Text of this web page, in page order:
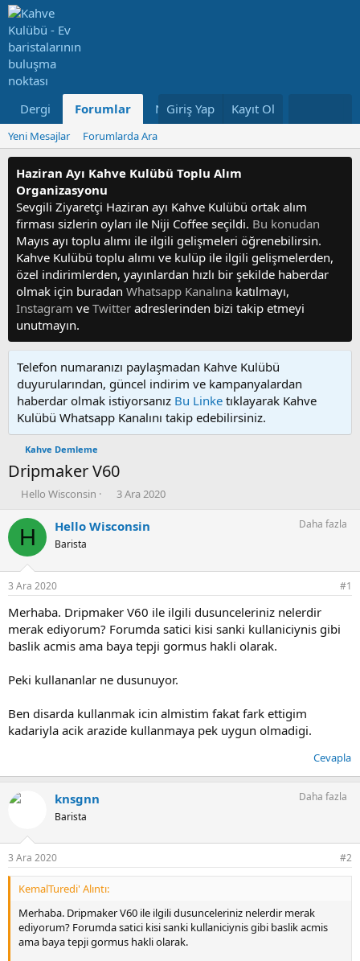
Dergi Forumlar Neler Yeni Kullanıcılar
Giriş Yap Kayıt Ol
Yeni Mesajlar Forumlarda Ara
Haziran Ayı Kahve Kulübü Toplu Alım
Organizasyonu
Sevgili Ziyaretçi Haziran ayı Kahve Kulübü ortak alım
firması sizlerin oyları ile Niji Coffee seçildi. Bu konudan
Mayıs ayı toplu alımı ile ilgili gelişmeleri öğrenebilirsin.
Kahve Kulübü toplu alımı ve kulüp ile ilgili gelişmelerden,
özel indirimlerden, yayınlardan hızlı bir şekilde haberdar
olmak için buradan Whatsapp Kanalına katılmayı,
Instagram ve Twitter adreslerinden bizi takip etmeyi
unutmayın.
Telefon numaranızı paylaşmadan Kahve Kulübü
duyurularından, güncel indirim ve kampanyalardan
haberdar olmak istiyorsanız Bu Linke tıklayarak Kahve
Kulübü Whatsapp Kanalını takip edebilirsiniz.
Kahve Demleme
Dripmaker V60
K
n
u
u
a
ş
a
t
n
Hello Wisconsin
B
ş
ı
ç
a
r
h
3 Ara 2020
H Hello Wisconsin
Barista
Daha fazla
3 Ara 2020 #1
Merhaba. Dripmaker V60 ile ilgili dusunceleriniz nelerdir
merak ediyorum? Forumda satici kisi sanki kullaniciynis gibi
baslik acmis ama baya tepji gormus hakli olarak.
Peki kullananlar ne dusunuyor.
Ben disarda kullanmak icin almistim fakat fark ettigim
kadariyla acik arazide kullanmaya pek uygun olmadigi.
Cevapla
knsgnn
Barista
Daha fazla
3 Ara 2020 #2
KemalTuredi' Alıntı:
Merhaba. Dripmaker V60 ile ilgili dusunceleriniz nelerdir merak
ediyorum? Forumda satici kisi sanki kullaniciynis gibi baslik acmis
ama baya tepji gormus hakli olarak.